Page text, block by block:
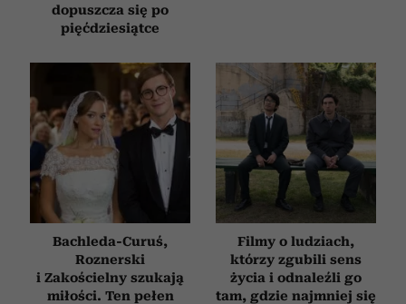
dopuszcza się po
pięćdziesiątce
Bachleda-Curuś,
Roznerski
i Zakościelny szukają
miłości. Ten pełen
Filmy o ludziach,
którzy zgubili sens
życia i odnaleźli go
tam, gdzie najmniej się